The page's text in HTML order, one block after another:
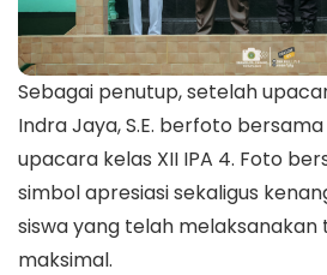
Sebagai penutup, setelah
Indra Jaya, S.E. berfoto
upacara kelas XII IPA 4. Foto
simbol apresiasi sekaligus
siswa yang telah melaksanakan
maksimal.